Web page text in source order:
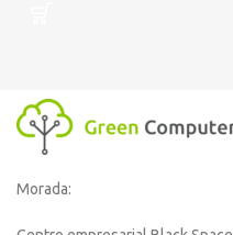
Morada: